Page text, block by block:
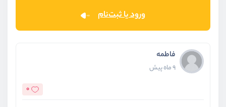
ورود یا ثبت‌نام
فاطمه
9 ماه پیش
0